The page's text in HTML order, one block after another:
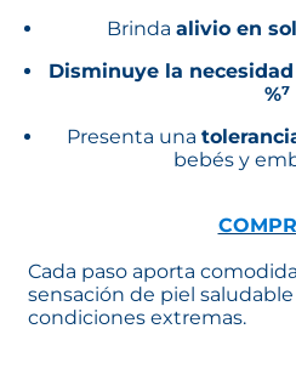
Brinda alivio en
Disminuye la
%⁷
Presenta una
bebés y
Cada paso aporta
sensación de piel
condiciones extremas.